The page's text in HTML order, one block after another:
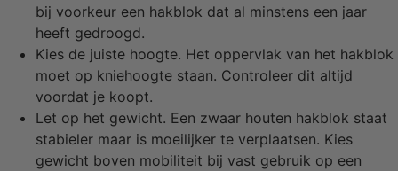
bij voorkeur een hakblok dat al minstens een jaar
heeft gedroogd.
Kies de juiste hoogte. Het oppervlak van het hakblok
moet op kniehoogte staan. Controleer dit altijd
voordat je koopt.
Let op het gewicht. Een zwaar houten hakblok staat
stabieler maar is moeilijker te verplaatsen. Kies
gewicht boven mobiliteit bij vast gebruik op een